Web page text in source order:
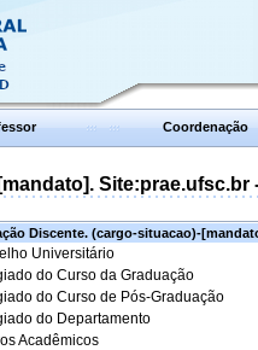
Coordenação
Site:prae.ufsc.br
Discente. (cargo-situacao)-
Universitário
do Curso da Graduação
do Curso de Pós-Graduação
do Departamento
Acadêmicos